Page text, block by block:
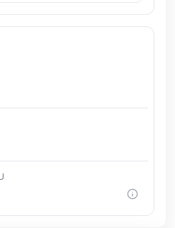
çalışmaları
Bu çalışma nedeniyle yol